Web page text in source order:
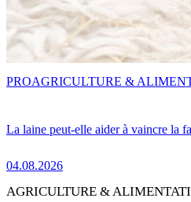
La laine peut-elle aider à vaincre la
04.08.2026
PROAGRICULTURE &
AGRICULTURE &